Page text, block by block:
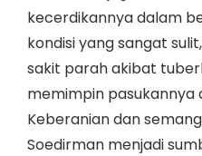
kecerdikannya dalam
kondisi yang sangat
sakit parah akibat
memimpin pasukannya
Keberanian dan
Soedirman menjadi